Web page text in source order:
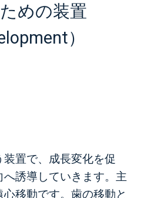
めの装置
）
置で、成長変化を促
へ誘導していきます。主
移動です。歯の移動と